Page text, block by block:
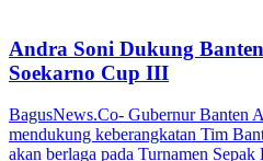
Andra Soni Dukung
Soekarno Cup III
BagusNews.Co- Gubernur Banten
mendukung keberangkatan Tim
akan berlaga pada Turnamen